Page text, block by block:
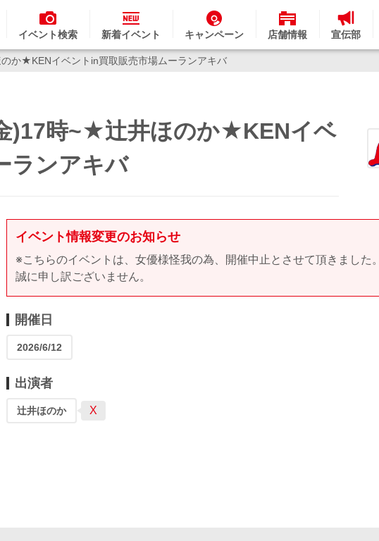
イベント検索 新着イベント キャンペーン 店舗情報 宣伝部
か★KENイベントin買取販売市場ムーランアキバ
)17時~★辻井ほのか★KENイベ
ランアキバ
イベント情報変更のお知らせ
※こちらのイベントは、女優様怪我の為、開催中止とさせて頂きました。
誠に申し訳ございません。
開催日
2026/6/12
出演者
辻井ほのか X